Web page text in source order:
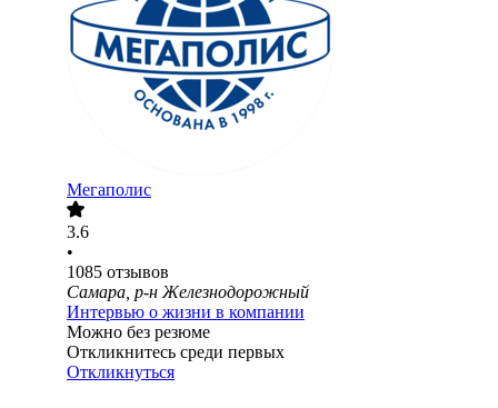
Мегаполис
3.6
•
1085 отзывов
Самара, р-н Железнодорожный
Интервью о жизни в компании
Можно без резюме
Откликнитесь среди первых
Откликнуться